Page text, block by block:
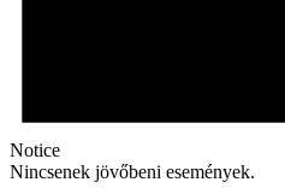
Notice
Nincsenek jövőbeni események.